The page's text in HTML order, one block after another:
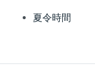
夏令時間